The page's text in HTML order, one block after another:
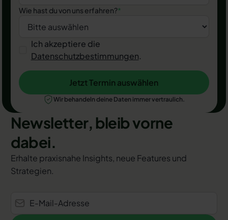
Wie hast du von uns erfahren?*
Ich akzeptiere die
Datenschutzbestimmungen.
Jetzt Termin auswählen
Jetzt Termin auswählen
Wir behandeln deine Daten immer vertraulich.
Newsletter, bleib vorne
dabei.
Erhalte praxisnahe Insights, neue Features und
Strategien.